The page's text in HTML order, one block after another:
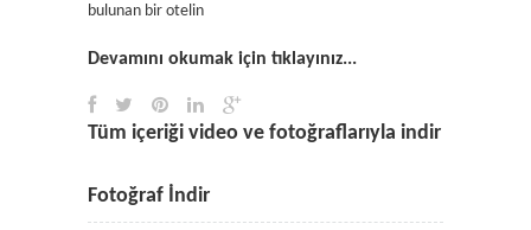
bulunan bir otelin
Devamını okumak için tıklayınız...
Tüm içeriği video ve fotoğraflarıyla indir
Fotoğraf İndir